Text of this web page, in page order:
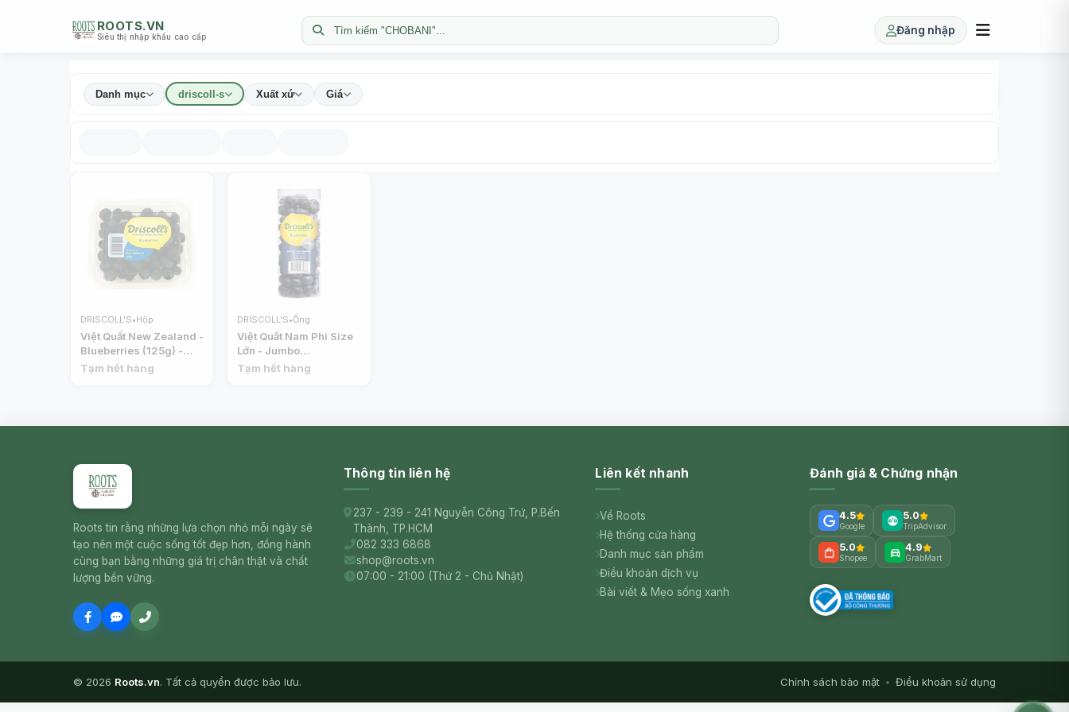
ROOTS.VN
Siêu thị nhập khẩu cao cấp
Tìm kiếm "CHOBANI"... Đăng nhập
Danh mục driscoll-s Xuất xứ Giá
DRISCOLL'S•Hộp
Việt Quất New Zealand -
Blueberries (125g) -
DRISCOLL'S
Tạm hết hàng
DRISCOLL'S•Ống
Việt Quất Nam Phi Size
Lớn - Jumbo
Blueberries (200g) -
Tạm hết hàng
Roots tin rằng những lựa chọn nhỏ mỗi ngày sẽ
tạo nên một cuộc sống tốt đẹp hơn, đồng hành
cùng bạn bằng những giá trị chân thật và chất
lượng bền vững.
Thông tin liên hệ
237 - 239 - 241 Nguyễn Công Trứ, P.Bến
Thành, TP.HCM
082 333 6868
shop@roots.vn
07:00 - 21:00 (Thứ 2 - Chủ Nhật)
Liên kết nhanh
Về Roots
Hệ thống cửa hàng
Danh mục sản phẩm
Điều khoản dịch vụ
Bài viết & Mẹo sống xanh
Đánh giá & Chứng nhận
4.5
Google
5.0
TripAdvisor
5.0
Shopee
4.9
GrabMart
© 2026 Roots.vn. Tất cả quyền được bảo lưu. Chính sách bảo mật • Điều khoản sử dụng